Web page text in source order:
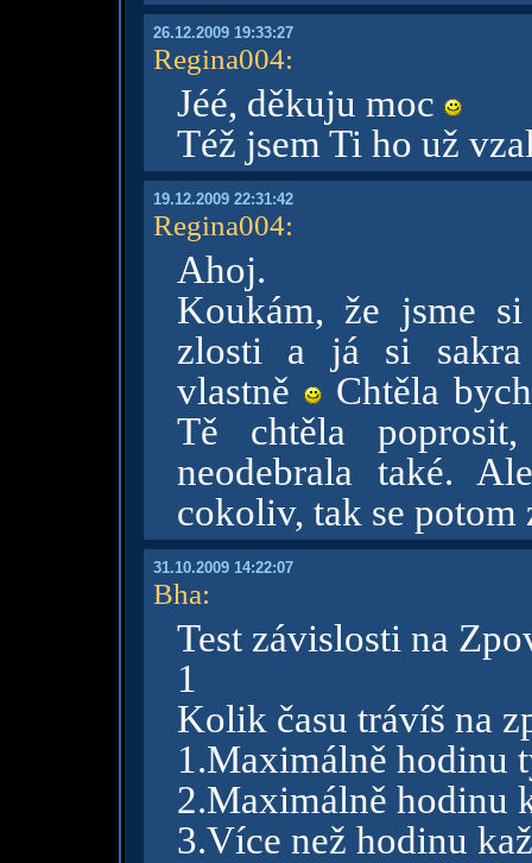
26.12.2009 19:33:27
Regina004:
Jéé, děkuju moc
Též jsem Ti ho už
19.12.2009 22:31:42
Regina004:
Ahoj.
Koukám, že jsme
zlosti a já si sakra
vlastně
Chtěla
Tě chtěla
neodebrala také.
cokoliv, tak se
31.10.2009 14:22:07
Bha:
Test závislosti na
1
Kolik času trávíš na
1.Maximálně hodinu
2.Maximálně hodinu
3.Více než hodinu